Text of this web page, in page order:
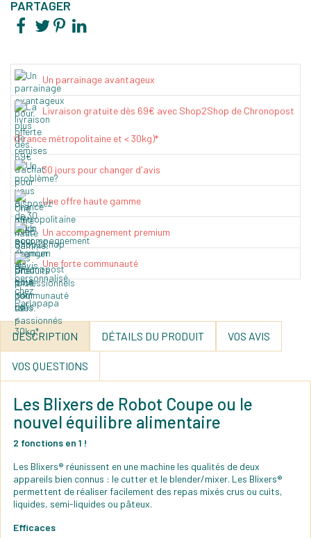
PARTAGER
Un parrainage avantageux
Livraison gratuite dès 69€ avec Shop2Shop de Chronopost
(France métropolitaine et < 30kg)*
30 jours pour changer d'avis
Une offre haute gamme
Un accompagnement premium
Une forte communauté
DESCRIPTION DÉTAILS DU PRODUIT VOS AVIS
VOS QUESTIONS
Les Blixers de Robot Coupe ou le
nouvel équilibre alimentaire
2 fonctions en 1 !
Les Blixers® réunissent en une machine les qualités de deux
appareils bien connus : le cutter et le blender/mixer. Les Blixers®
permettent de réaliser facilement des repas mixés crus ou cuits,
liquides, semi-liquides ou pâteux.
Efficaces